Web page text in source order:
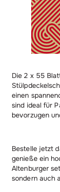
Die 2 x 55
einen
sind ideal für
bevorzugen
Bestelle jetzt
genieße ein
Altenburger
sondern auch